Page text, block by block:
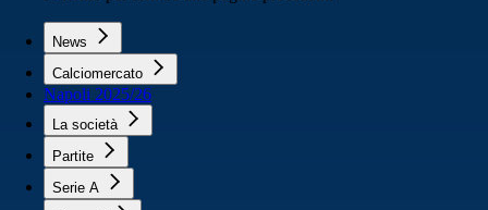
News
Calciomercato
Napoli 2025/26
La società
Partite
Serie A